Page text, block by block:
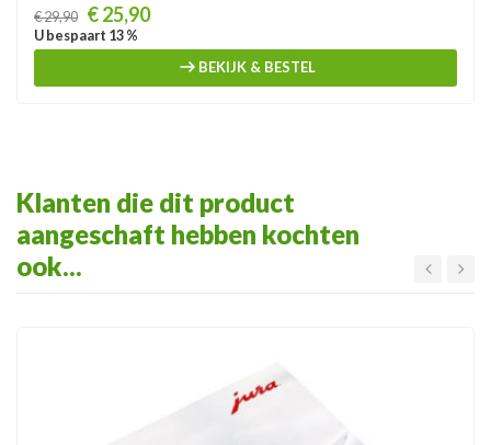
Prijs
€ 29,90 € 25,90
U bespaart 13 %
BEKIJK & BESTEL
Klanten die dit product
aangeschaft hebben kochten
ook...